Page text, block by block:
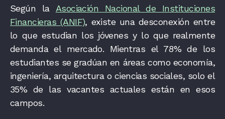
Según la Asociación Nacional de Instituciones
Financieras (ANIF), existe una desconexión entre
lo que estudian los jóvenes y lo que realmente
demanda el mercado. Mientras el 78% de los
estudiantes se gradúan en áreas como economía,
ingeniería, arquitectura o ciencias sociales, solo el
35% de las vacantes actuales están en esos
campos.